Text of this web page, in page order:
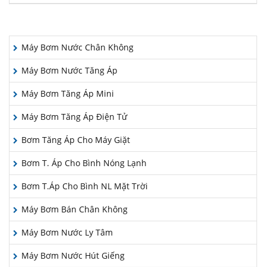
Máy Bơm Nước Chân Không
Máy Bơm Nước Tăng Áp
Máy Bơm Tăng Áp Mini
Máy Bơm Tăng Áp Điện Tử
Bơm Tăng Áp Cho Máy Giặt
Bơm T. Áp Cho Bình Nóng Lạnh
Bơm T.Áp Cho Bình NL Mặt Trời
Máy Bơm Bán Chân Không
Máy Bơm Nước Ly Tâm
Máy Bơm Nước Hút Giếng